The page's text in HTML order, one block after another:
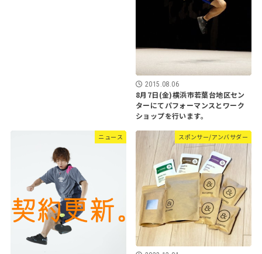
2015.08.06
8月7日(金)横浜市若葉台地区セン
ターにてパフォーマンスとワーク
ショップを行います。
ニュース スポンサー/アンバサダー